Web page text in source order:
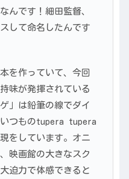
んです！細田監督、
して命名したんです
を作っていて、今回
味が発揮されている
」は鉛筆の線でダイ
つものtupera tupera
をしています。オニ
映画館の大きなスク
迫力で体感できると